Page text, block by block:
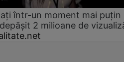
într-un moment mai puțin
2 milioane de